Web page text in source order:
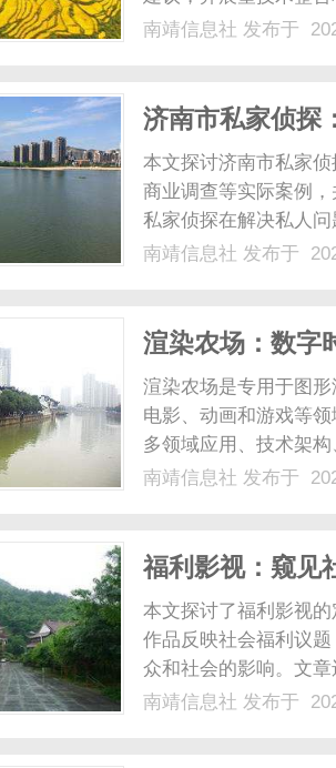
社会价值与发展前景。
南靖信息社 发布于
济南市私家侦探
本文探讨济南市私家
商业调查等实际案例
私家侦探在解决私人
现代都市不可或缺的
南靖信息社 发布于
渲染农场：数字
望
渲染农场是专用于图
电影、动画和游戏等
多领域应用、技术架
揭示其对数字视觉产
南靖信息社 发布于
福利影视：窥见
本文探讨了福利影视
作品反映社会福利议
众和社会的影响。文
在促进社会关怀与人
南靖信息社 发布于